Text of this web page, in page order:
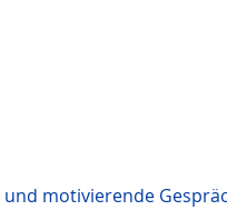
motivierende